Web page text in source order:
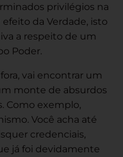
privilégios na
efeito da Verdade, isto
a respeito de um
Poder.
vai encontrar um
monte de absurdos
Como exemplo,
Você acha até
credenciais,
já foi devidamente